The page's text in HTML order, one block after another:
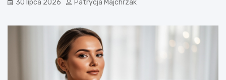
30 lipca 2026 Patrycja Majchrzak